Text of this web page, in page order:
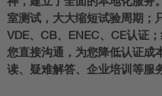
室测试，大大缩短试验周期；
VDE、CB、ENEC、CE认证
您直接沟通，为您降低认证成
读、疑难解答、企业培训等服